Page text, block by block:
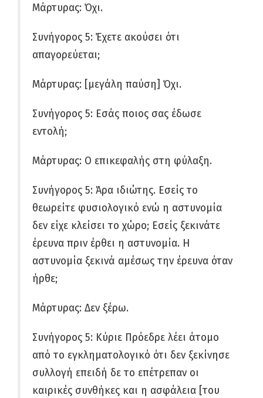
Μάρτυρας: Όχι.
Συνήγορος 5: Έχετε ακούσει ότι
απαγορεύεται;
Μάρτυρας: [μεγάλη παύση] Όχι.
Συνήγορος 5: Εσάς ποιος σας έδωσε
εντολή;
Μάρτυρας: Ο επικεφαλής στη φύλαξη.
Συνήγορος 5: Άρα ιδιώτης. Εσείς το
θεωρείτε φυσιολογικό ενώ η αστυνομία
δεν είχε κλείσει το χώρο; Εσείς ξεκινάτε
έρευνα πριν έρθει η αστυνομία. Η
αστυνομία ξεκινά αμέσως την έρευνα όταν
ήρθε;
Μάρτυρας: Δεν ξέρω.
Συνήγορος 5: Κύριε Πρόεδρε λέει άτομο
από το εγκληματολογικό ότι δεν ξεκίνησε
συλλογή επειδή δε το επέτρεπαν οι
καιρικές συνθήκες και η ασφάλεια [του